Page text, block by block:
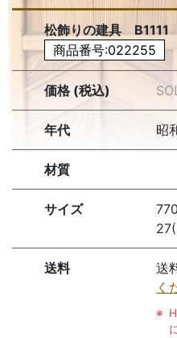
松飾りの建具 B1111
商品番号:022255
価格 (税込)
年代 昭
材質
サイズ
送料 送
く